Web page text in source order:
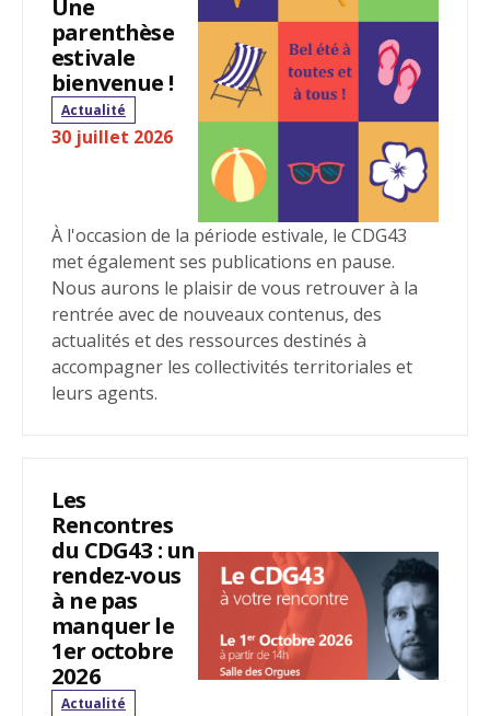
Une
parenthèse
estivale
bienvenue !
Actualité
30 juillet 2026
À l'occasion de la période estivale, le CDG43
met également ses publications en pause.
Nous aurons le plaisir de vous retrouver à la
rentrée avec de nouveaux contenus, des
actualités et des ressources destinés à
accompagner les collectivités territoriales et
leurs agents.
Les
Rencontres
du CDG43 : un
rendez-vous
à ne pas
manquer le
1er octobre
2026
Actualité